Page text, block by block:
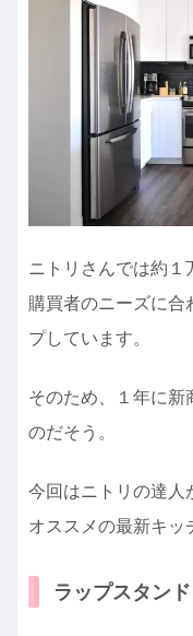
ニトリさんでは約１
購買者のニーズに合
プしています。
そのため、１年に新
のだそう。
今回はニトリの達人
オススメの最新キッ
ラップスタンド